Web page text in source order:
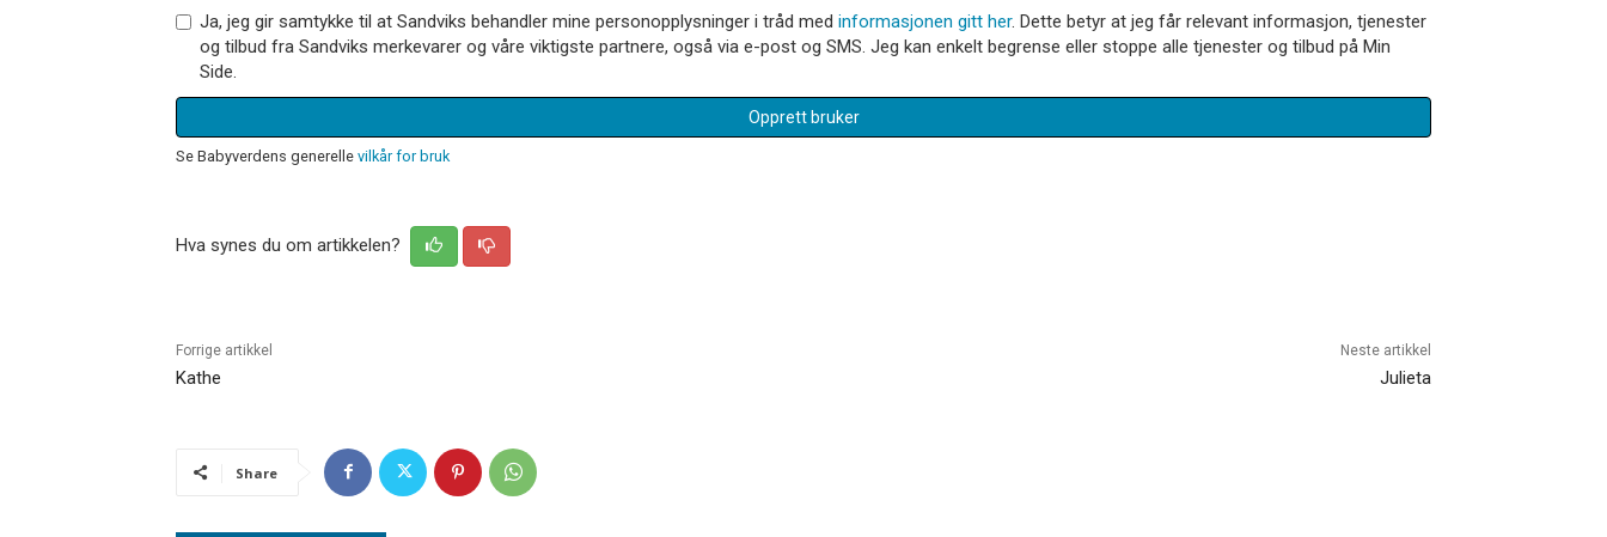
Ja, jeg gir samtykke til at Sandviks behandler mine personopplysninger i tråd med informasjonen gitt her. Dette betyr at jeg får relevant informasjon, tjenester
og tilbud fra Sandviks merkevarer og våre viktigste partnere, også via e-post og SMS. Jeg kan enkelt begrense eller stoppe alle tjenester og tilbud på Min
Side.
Opprett bruker
Se Babyverdens generelle vilkår for bruk
Hva synes du om artikkelen?
Forrige artikkel
Kathe
Neste artikkel
Julieta
Share